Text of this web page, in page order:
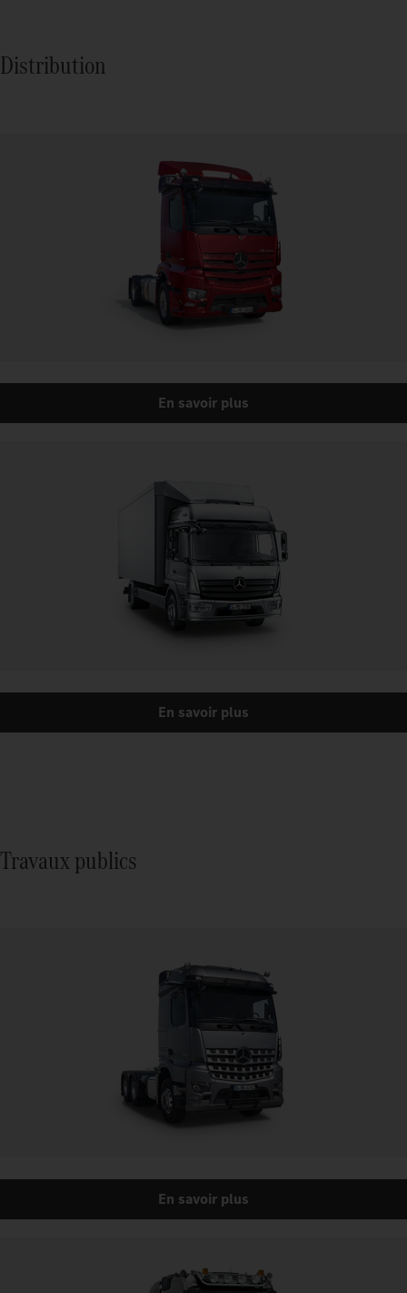
Distribution
En savoir plus
En savoir plus
Travaux publics
En savoir plus